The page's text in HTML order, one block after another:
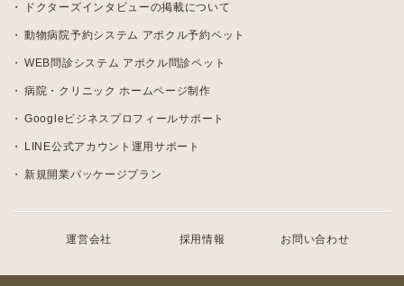
ドクターズインタビューの掲載について
動物病院予約システム アポクル予約ペット
WEB問診システム アポクル問診ペット
病院・クリニック ホームページ制作
Googleビジネスプロフィールサポート
LINE公式アカウント運用サポート
新規開業パッケージプラン
運営会社 採用情報 お問い合わせ